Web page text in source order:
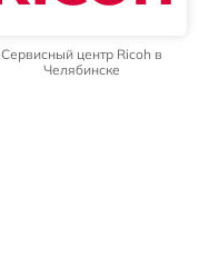
Сервисный центр Ricoh в
Челябинске